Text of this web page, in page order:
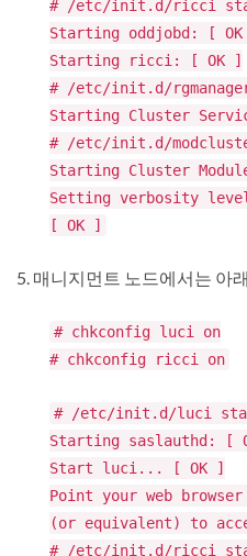
# /etc/init.d/ricci
Starting oddjobd: [
Starting ricci: [ OK ]
# /etc/init.d/
Starting Cluster
# /etc/init.d/
Starting Cluster
Setting verbosity
[ OK ]
5. 매니지먼트 노드에서는 아
# chkconfig luci on
# chkconfig ricci on
# /etc/init.d/luci
Starting saslauthd: [
Start luci... [ OK ]
Point your web
(or equivalent) to
# /etc/init.d/ricci